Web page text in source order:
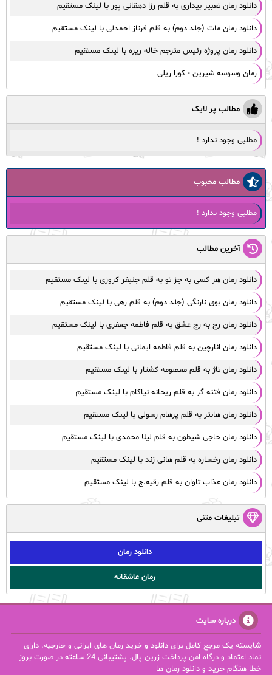
دانلود رمان تعبیر بیداری به قلم رزا دهقانی پور با لینک مستقیم
دانلود رمان مات (جلد دوم) به قلم فرناز احمدلی با لینک مستقیم
دانلود رمان پروژه رئیس مترجم خاله ریزه با لینک مستقیم
رمان وسوسه شیرین - کورا ریلی
مطالب پر لایک
مطلبی وجود ندارد !
مطالب محبوب
مطلبی وجود ندارد !
آخرین مطالب
دانلود رمان هر کسی به‌ جز تو به قلم جنیفر کروزی با لینک مستقیم
دانلود رمان بوی نارنگی (جلد دوم) به قلم رهی با لینک مستقیم
دانلود رمان رج به رج عشق به قلم فاطمه جعفری با لینک مستقیم
دانلود رمان انارچین به قلم فاطمه ایمانی با لینک مستقیم
دانلود رمان تاژ به قلم معصومه کشتار با لینک مستقیم
دانلود رمان فتنه گر به قلم ریحانه نیاکام با لینک مستقیم
دانلود رمان هانتر به قلم پرهام رسولی با لینک مستقیم
دانلود رمان حاجی شیطون به قلم لیلا محمدی با لینک مستقیم
دانلود رمان رخساره به قلم هانی زند با لینک مستقیم
دانلود رمان عذاب تاوان به قلم رقیه.ج با لینک مستقیم
تبلیغات متنی
دانلود رمان
رمان عاشقانه
درباره سایت
شایسته یک مرجع کامل برای دانلود و خرید رمان های ایرانی و خارجیه. دارای
نماد اعتماد و درگاه امن پرداخت زرین پال. پشتیبانی 24 ساعته در صورت بروز
خطا هنگام خرید و دانلود رمان ها